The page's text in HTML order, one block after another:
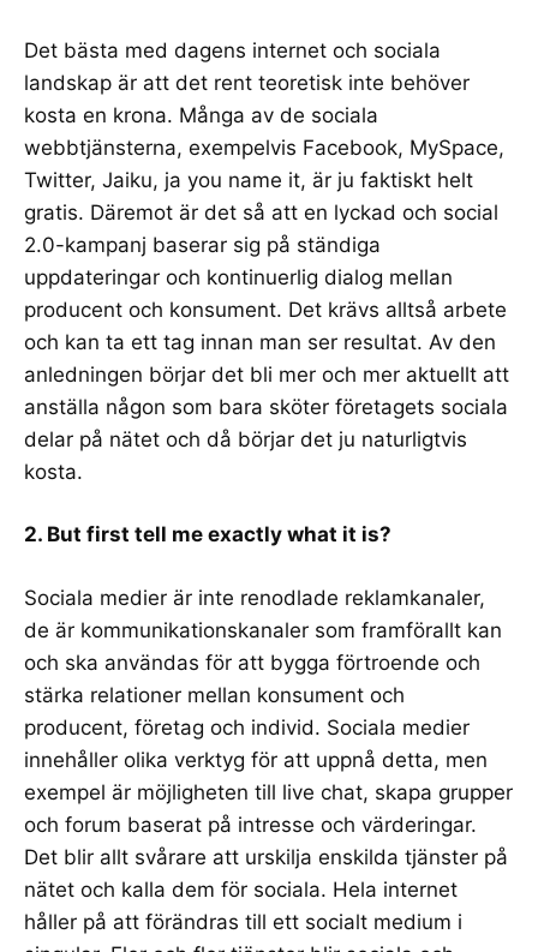
Det bästa med dagens internet och sociala
landskap är att det rent teoretisk inte behöver
kosta en krona. Många av de sociala
webbtjänsterna, exempelvis Facebook, MySpace,
Twitter, Jaiku, ja you name it, är ju faktiskt helt
gratis. Däremot är det så att en lyckad och social
2.0-kampanj baserar sig på ständiga
uppdateringar och kontinuerlig dialog mellan
producent och konsument. Det krävs alltså arbete
och kan ta ett tag innan man ser resultat. Av den
anledningen börjar det bli mer och mer aktuellt att
anställa någon som bara sköter företagets sociala
delar på nätet och då börjar det ju naturligtvis
kosta.
2. But first tell me exactly what it is?
Sociala medier är inte renodlade reklamkanaler,
de är kommunikationskanaler som framförallt kan
och ska användas för att bygga förtroende och
stärka relationer mellan konsument och
producent, företag och individ. Sociala medier
innehåller olika verktyg för att uppnå detta, men
exempel är möjligheten till live chat, skapa grupper
och forum baserat på intresse och värderingar.
Det blir allt svårare att urskilja enskilda tjänster på
nätet och kalla dem för sociala. Hela internet
håller på att förändras till ett socialt medium i